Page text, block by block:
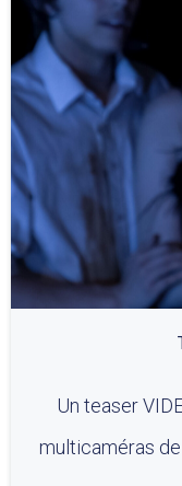
Un teaser
multicaméras